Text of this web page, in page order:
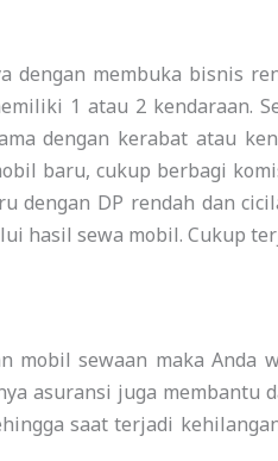
dengan membuka bisnis
1 atau 2 kendaraan.
dengan kerabat atau
baru, cukup berbagi
DP rendah dan
hasil sewa mobil. Cukup
sewaan maka Anda
asuransi juga membantu
saat terjadi